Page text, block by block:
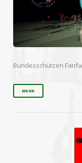
Bundesschützen
MEHR